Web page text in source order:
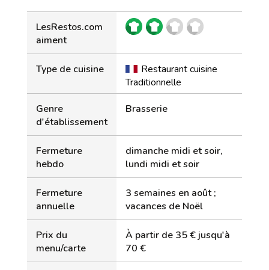
LesRestos.com
aiment
Type de cuisine
Restaurant cuisine
Traditionnelle
Genre
d'établissement
Brasserie
Fermeture
hebdo
dimanche midi et soir,
lundi midi et soir
Fermeture
annuelle
3 semaines en août ;
vacances de Noël
Prix du
menu/carte
À partir de 35 € jusqu'à
70 €